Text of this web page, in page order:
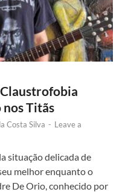
Titãs
Costa Silva - Leave a
situação delicada de
melhor enquanto o
De Orio, conhecido por